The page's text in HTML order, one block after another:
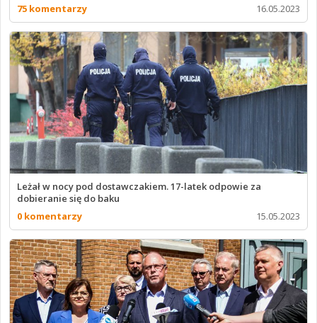
75 komentarzy
16.05.2023
Leżał w nocy pod dostawczakiem. 17-latek odpowie za
dobieranie się do baku
0 komentarzy
15.05.2023